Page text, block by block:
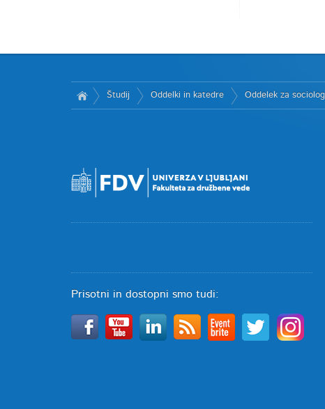
Študij Oddelki in katedre Oddelek za
Prisotni in dostopni smo tudi: